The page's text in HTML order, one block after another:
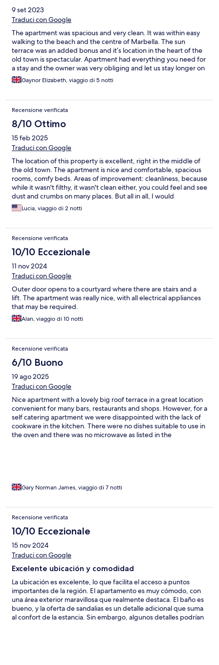
9 set 2023
Traduci con Google
The apartment was spacious and very clean. It was within easy
walking to the beach and the centre of Marbella. The sun
terrace was an added bonus and it’s location in the heart of the
old town is spectacular. Apartment had everything you need for
a stay and the owner was very obliging and let us stay longer on
day of departure as we had a late flight. Highly recommended!
Gaynor Elizabeth, viaggio di 5 notti
Recensione verificata
8/10 Ottimo
15 feb 2025
Traduci con Google
The location of this property is excellent, right in the middle of
the old town. The apartment is nice and comfortable, spacious
rooms, comfy beds. Areas of improvement: cleanliness, because
while it wasn't filthy, it wasn't clean either, you could feel and see
dust and crumbs on many places. But all in all, I would
recommend this place if the owner is willing to clean it a bit
better.
Lucia, viaggio di 2 notti
Recensione verificata
10/10 Eccezionale
11 nov 2024
Traduci con Google
Outer door opens to a courtyard where there are stairs and a
lift. The apartment was really nice, with all electrical appliances
that may be required.
Alan, viaggio di 10 notti
Recensione verificata
6/10 Buono
19 ago 2025
Traduci con Google
Nice apartment with a lovely big roof terrace in a great location
convenient for many bars, restaurants and shops. However, for a
self catering apartment we were disappointed with the lack of
cookware in the kitchen. There were no dishes suitable to use in
the oven and there was no microwave as listed in the
Gary Norman James, viaggio di 7 notti
Recensione verificata
10/10 Eccezionale
15 nov 2024
Traduci con Google
Excelente ubicación y comodidad
La ubicación es excelente, lo que facilita el acceso a puntos
importantes de la región. El apartamento es muy cómodo, con
una área exterior maravillosa que realmente destaca. El baño es
bueno, y la oferta de sandalias es un detalle adicional que suma
al confort de la estancia. Sin embargo, algunos detalles podrían